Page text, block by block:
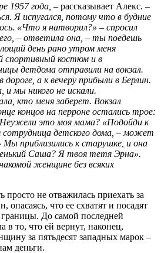
1957 года, – рассказывает Алекс. –
Я испугался, потому что в будние
«Что я натворил?» – спросил
– ответила она, – ты поедешь
день рано утром меня
спортивный костюм и в
детдома отправили на вокзал.
а к вечеру прибыли в Берлин.
мы никого не искали.
кто меня заберет. Вокзал
концов на перроне остались трое:
это моя мама? «Подойди к
сотрудница детского дома, – может
приблизились к старушке, и она
Саша? Я твоя тетя Эрна».
женщине без всяких
просто не отважилась приехать за
что ее схватят и посадят
границы. До самой последней
в то, что ей вернут, наконец,
за пятьдесят западных марок –
деньги.